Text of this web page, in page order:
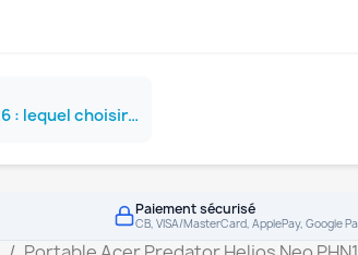
SSD NVMe vs SATA en 2026 : lequel choisir ?
Paiement sécurisé
CB, VISA/MasterCard, ApplePay, Google